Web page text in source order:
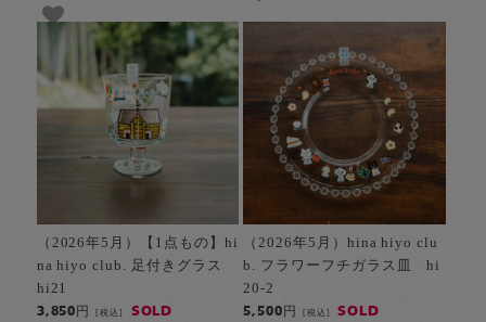
（2026年5月）【1点もの】hi
na hiyo club. 足付きグラス
hi21
3,850円[税込] SOLD
（2026年5月）hina hiyo clu
b. フラワーフチガラス皿 hi
20-2
5,500円 [税込] SOLD